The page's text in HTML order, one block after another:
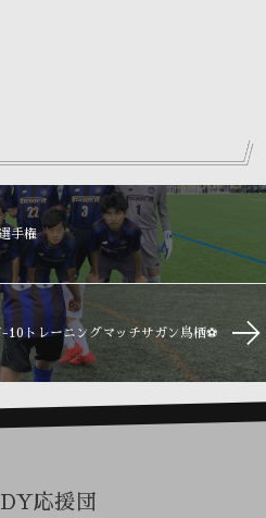
手権
トレーニングマッチサガン鳥栖⚽️
応援団